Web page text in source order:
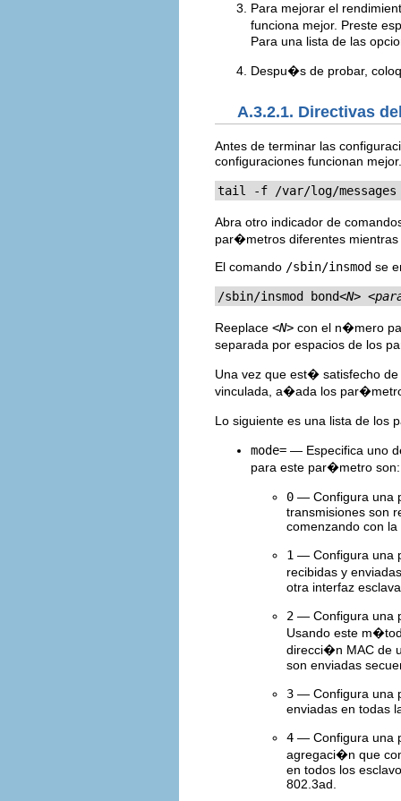
Para mejorar el
funciona mejor. Preste
Para una lista de las
Despu�s de probar,
A.3.2.1. Directivas
Antes de terminar las
configuraciones funcionan
tail -f /var/log/messages
Abra otro indicador de
par�metros diferentes
El comando /sbin/insmod se
/sbin/insmod bond<N>
Reeplace <N> con el n�mero
separada por espacios de los
Una vez que est� satisfecho
vinculada, a�ada los
Lo siguiente es una lista de
mode= — Especifica uno
para este par�metro son:
0 — Configura una
transmisiones son
comenzando con
1 — Configura una
recibidas y
otra interfaz
2 — Configura una
Usando este
direcci�n MAC de
son enviadas
3 — Configura una
enviadas en todas
4 — Configura una
agregaci�n que
en todos los
802.3ad.